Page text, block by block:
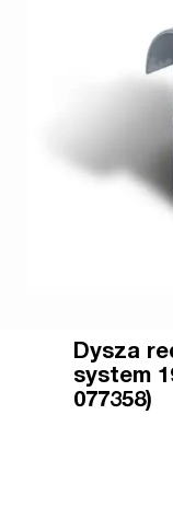
Dysza
system
077358)